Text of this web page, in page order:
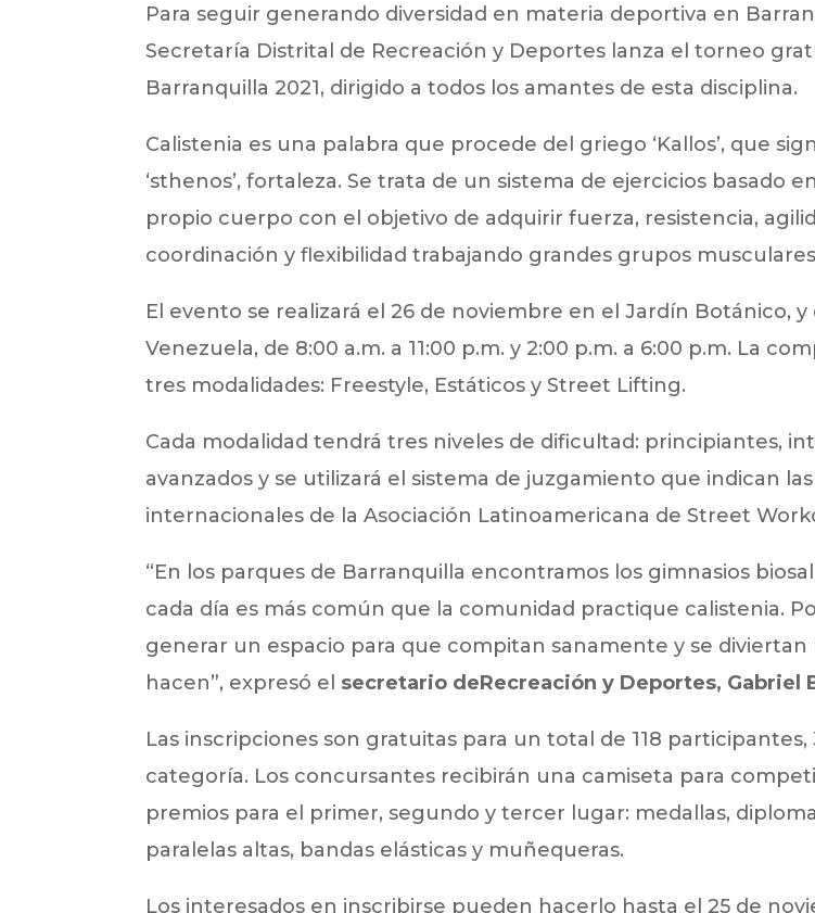
Para seguir generando diversidad en materia deportiva en
Secretaría Distrital de Recreación y Deportes lanza el torneo
Barranquilla 2021, dirigido a todos los amantes de esta disciplina.
Calistenia es una palabra que procede del griego ‘Kallos’, que
‘sthenos’, fortaleza. Se trata de un sistema de ejercicios basado
propio cuerpo con el objetivo de adquirir fuerza, resistencia,
coordinación y flexibilidad trabajando grandes grupos
El evento se realizará el 26 de noviembre en el Jardín Botánico,
Venezuela, de 8:00 a.m. a 11:00 p.m. y 2:00 p.m. a 6:00 p.m. La
tres modalidades: Freestyle, Estáticos y Street Lifting.
Cada modalidad tendrá tres niveles de dificultad: principiantes,
avanzados y se utilizará el sistema de juzgamiento que indican
internacionales de la Asociación Latinoamericana de Street
“En los parques de Barranquilla encontramos los gimnasios
cada día es más común que la comunidad practique calistenia.
generar un espacio para que compitan sanamente y se diviertan
hacen”, expresó el secretario deRecreación y Deportes, Gabriel
Las inscripciones son gratuitas para un total de 118 participantes,
categoría. Los concursantes recibirán una camiseta para
premios para el primer, segundo y tercer lugar: medallas,
paralelas altas, bandas elásticas y muñequeras.
Los interesados en inscribirse pueden hacerlo hasta el 25 de